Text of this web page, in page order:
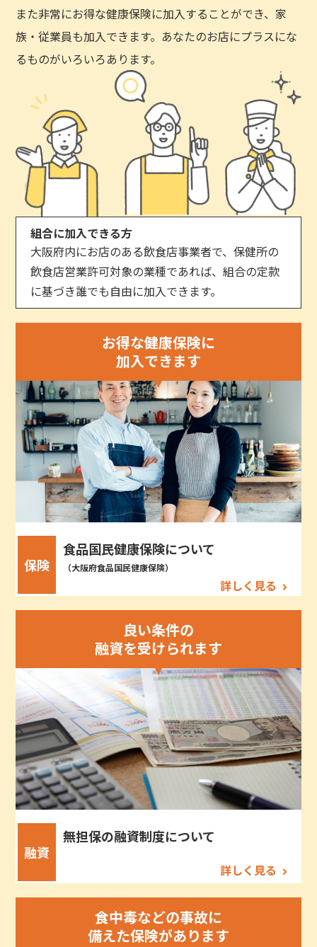
また非常にお得な健康保険に加入することができ、家
族・従業員も加入できます。あなたのお店にプラスにな
るものがいろいろあります。
組合に加入できる方
大阪府内にお店のある飲食店事業者で、保健所の
飲食店営業許可対象の業種であれば、組合の定款
に基づき誰でも自由に加入できます。
お得な健康保険に
加入できます
保険
食品国民健康保険について
（大阪府食品国民健康保険）
詳しく見る
良い条件の
融資を受けられます
融資
無担保の融資制度について
詳しく見る
食中毒などの事故に
備えた保険があります